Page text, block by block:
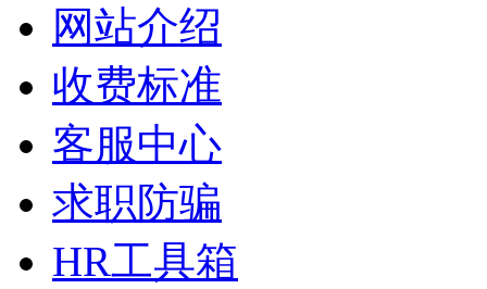
网站介绍
收费标准
客服中心
求职防骗
HR工具箱